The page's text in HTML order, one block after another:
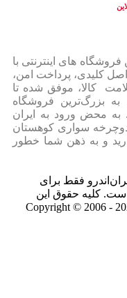
فروشگاه های اینترنتی با
اصل کلیدی، پرداخت امن،
کالا، موفق شده تا
به بزرگ‌ترین فروشگاه
به محض ورود به ایران‌
دوچرخه سواری کوهستان
و به ذهن شما خطور
فقط برای
است. کلیه حقوق این